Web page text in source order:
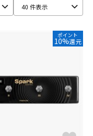
40 件表示
ポイント
10%還元